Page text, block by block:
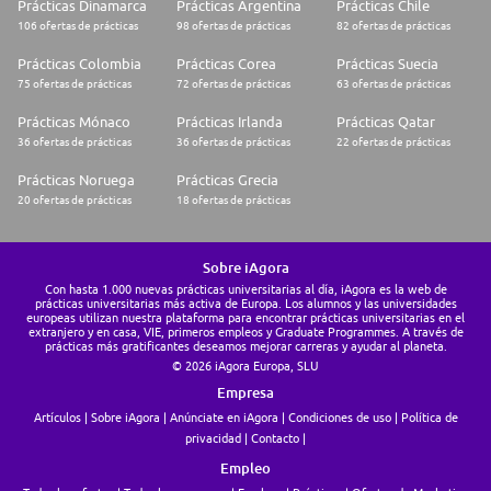
Prácticas Dinamarca
106 ofertas de prácticas
Prácticas Argentina
98 ofertas de prácticas
Prácticas Chile
82 ofertas de prácticas
Prácticas Colombia
75 ofertas de prácticas
Prácticas Corea
72 ofertas de prácticas
Prácticas Suecia
63 ofertas de prácticas
Prácticas Mónaco
36 ofertas de prácticas
Prácticas Irlanda
36 ofertas de prácticas
Prácticas Qatar
22 ofertas de prácticas
Prácticas Noruega
20 ofertas de prácticas
Prácticas Grecia
18 ofertas de prácticas
Sobre iAgora
Con hasta 1.000 nuevas prácticas universitarias al día, iAgora es la web de
prácticas universitarias más activa de Europa. Los alumnos y las universidades
europeas utilizan nuestra plataforma para encontrar prácticas universitarias en el
extranjero y en casa, VIE, primeros empleos y Graduate Programmes. A través de
prácticas más gratificantes deseamos mejorar carreras y ayudar al planeta.
© 2026 iAgora Europa, SLU
Empresa
Artículos Sobre iAgora Anúnciate en iAgora Condiciones de uso
Política de
privacidad
Contacto
Empleo